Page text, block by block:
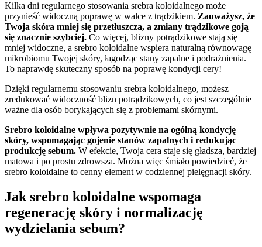
Kilka dni regularnego stosowania srebra koloidalnego może
przynieść widoczną poprawę w walce z trądzikiem. Zauważysz, że
Twoja skóra mniej się przetłuszcza, a zmiany trądzikowe goją
się znacznie szybciej. Co więcej, blizny potrądzikowe stają się
mniej widoczne, a srebro koloidalne wspiera naturalną równowagę
mikrobiomu Twojej skóry, łagodząc stany zapalne i podrażnienia.
To naprawdę skuteczny sposób na poprawę kondycji cery!
Dzięki regularnemu stosowaniu srebra koloidalnego, możesz
zredukować widoczność blizn potrądzikowych, co jest szczególnie
ważne dla osób borykających się z problemami skórnymi.
Srebro koloidalne wpływa pozytywnie na ogólną kondycję
skóry, wspomagając gojenie stanów zapalnych i redukując
produkcję sebum. W efekcie, Twoja cera staje się gładsza, bardziej
matowa i po prostu zdrowsza. Można więc śmiało powiedzieć, że
srebro koloidalne to cenny element w codziennej pielęgnacji skóry.
Jak srebro koloidalne wspomaga
regenerację skóry i normalizację
wydzielania sebum?